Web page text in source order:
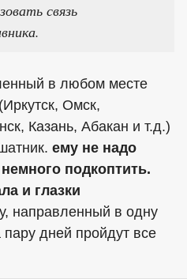
связь
в любом месте
Омск,
Казань, Абакан и т.д.)
ему не надо
подкоптить.
и глазки
направленный в одну
пару дней пройдут все